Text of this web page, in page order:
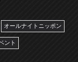
オールナイトニッポン
ント